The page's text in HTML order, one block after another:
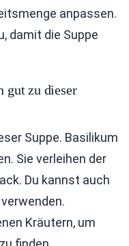
anpassen.
damit die Suppe
gut zu dieser
Suppe. Basilikum
Sie verleihen der
Du kannst auch
Kräutern, um